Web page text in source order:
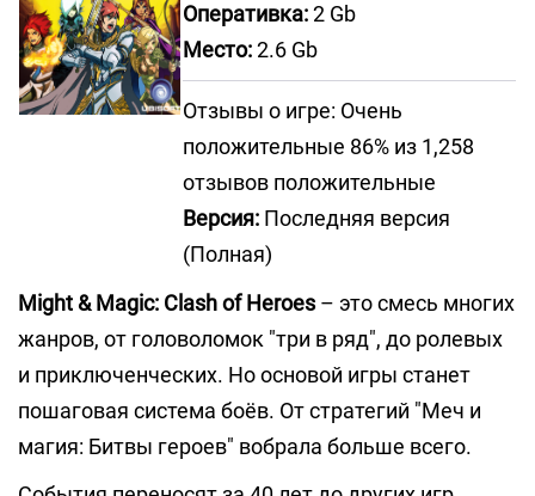
Оперативка:2 Gb
Место:2.6 Gb
Отзывы о игре: Очень
положительные 86% из 1,258
отзывов положительные
Версия: Последняя версия
(Полная)
Might & Magic: Clash of Heroes– это смесь многих
жанров, от головоломок "три в ряд", до ролевых
и приключенческих. Но основой игры станет
пошаговая система боёв. От стратегий "Меч и
магия: Битвы героев" вобрала больше всего.